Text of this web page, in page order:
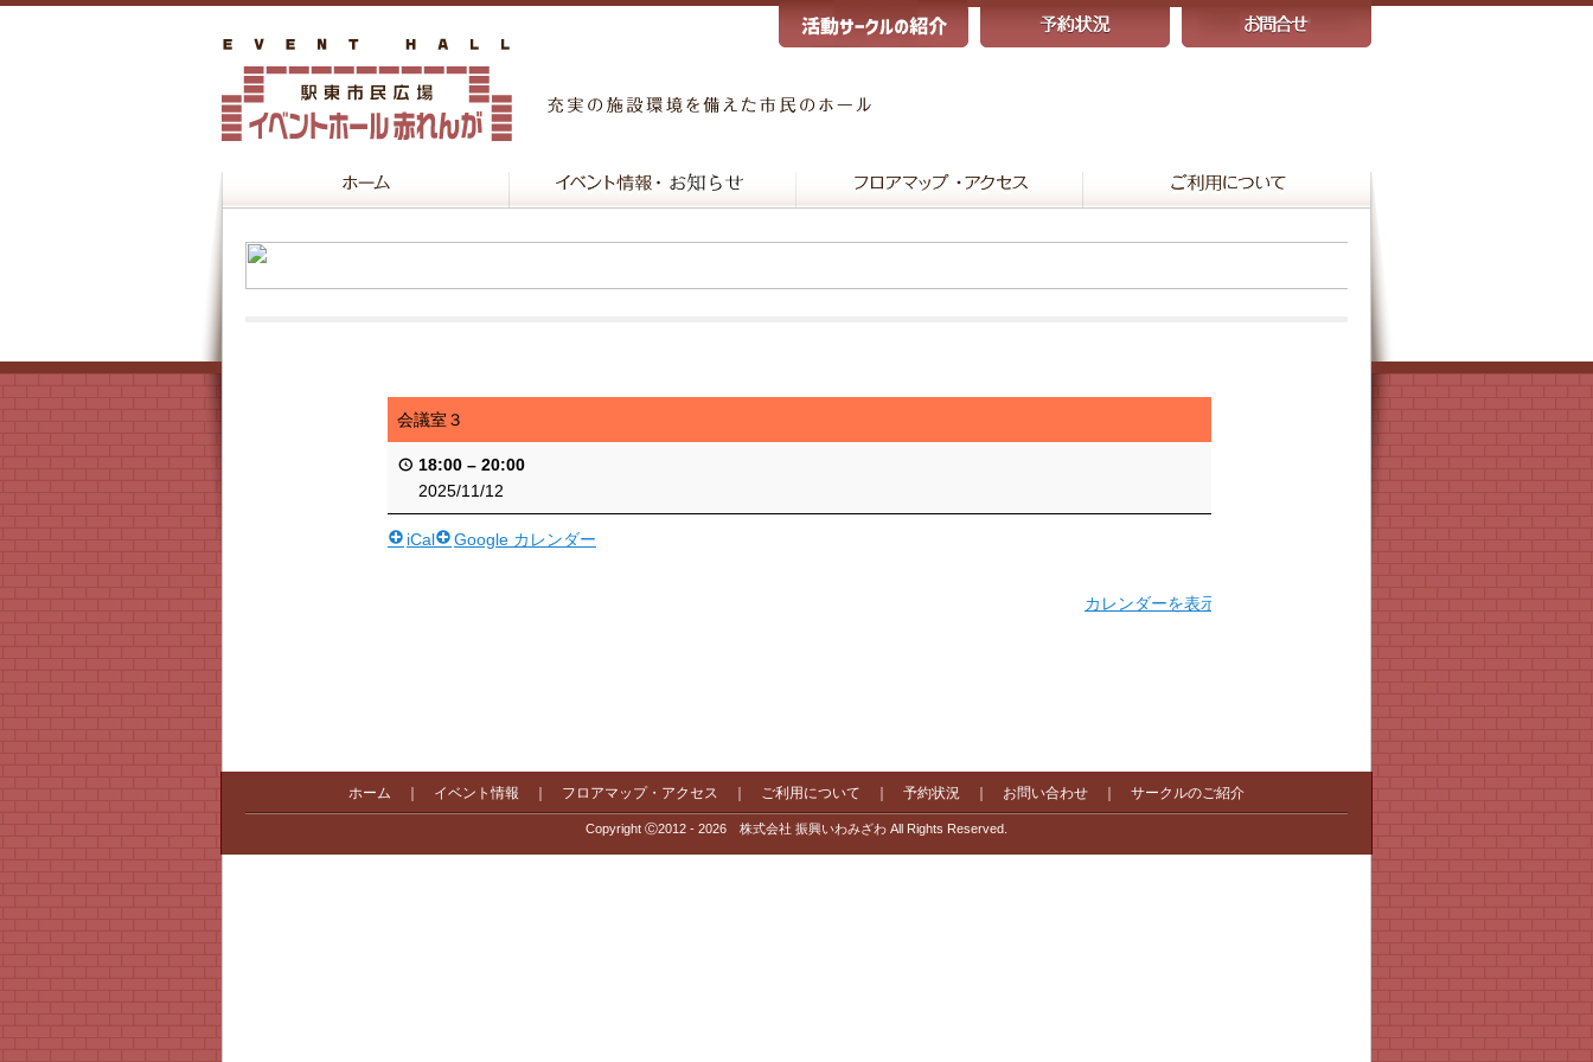
会議室３
18:00 – 20:00
2025/11/12
iCal Google カレンダー
カレンダーを表示
ホーム イベント情報 フロアマップ・アクセス ご利用について 予約状況 お問い合わせ サークルのご紹介
Copyright Ⓒ2012 - 2026 株式会社 振興いわみざわ All Rights Reserved.